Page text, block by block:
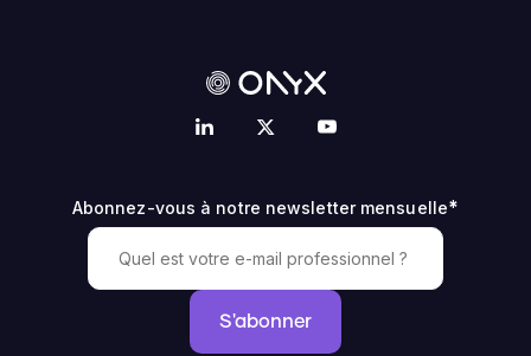
Abonnez-vous à notre newsletter mensuelle*
S'abonner